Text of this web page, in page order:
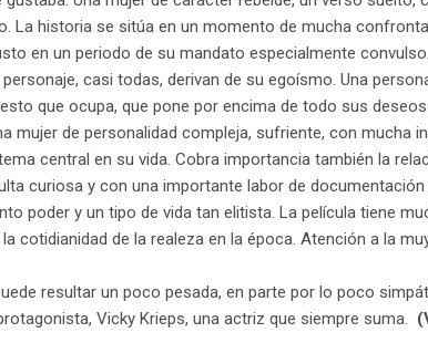
La historia se sitúa en un momento de mucha
en un periodo de su mandato especialmente convulso.
casi todas, derivan de su egoísmo. Una
que ocupa, que pone por encima de todo sus
mujer de personalidad compleja, sufriente, con mucha
central en su vida. Cobra importancia también la
curiosa y con una importante labor de
poder y un tipo de vida tan elitista. La película tiene
cotidianidad de la realeza en la época. Atención a la
resultar un poco pesada, en parte por lo poco
Vicky Krieps, una actriz que siempre suma.